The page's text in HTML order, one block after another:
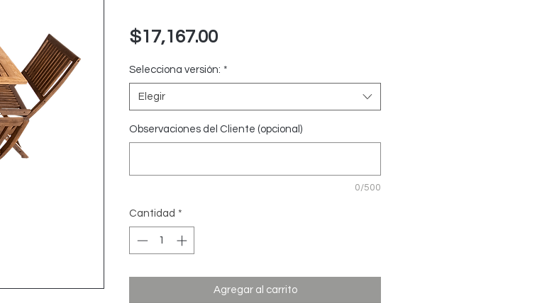
$17,167.00Precio
Selecciona versión: *
Elegir
Observaciones del Cliente (opcional)
0/500
Cantidad *
Agregar al carrito